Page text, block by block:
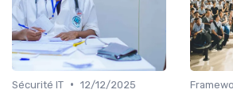
Sécurité IT • 12/12/2025